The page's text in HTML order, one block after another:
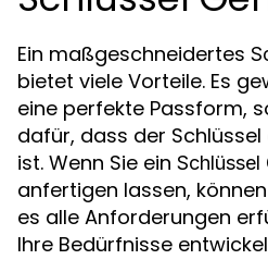
Ein maßgeschneidertes
bietet viele Vorteile. Es
eine perfekte Passform,
dafür, dass der
ist. Wenn Sie ein Schlüssel
anfertigen lassen,
es alle Anforderungen
Ihre Bedürfnisse